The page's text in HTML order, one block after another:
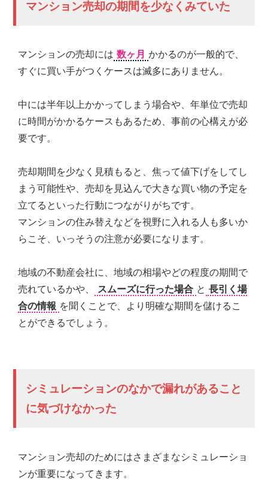
マンション売却の期間を少なくみていた
マンションの売却には 数ヶ月 かかるのが一般的で、
すぐに買い手がつくケースは滅多にありません。
中には半年以上かかってしまう場合や、年単位で売却
に時間がかかるケースもあるため、事前の心構えが必
要です。
売却期間を少なく見積もると、焦って値下げをしてし
まう可能性や、売却を見込んで大きな買い物の予定を
立てるといった行動につながりがちです。
マンションの住み替えなどを視野に入れる人も多いか
らこそ、いっそうの注意が必要になります。
地域の不動産会社に、地域の相場やどの程度の期間で
売れているかや、
スムーズに行った場合 と 長引く場
合の情報 を聞くことで、より明確な期間を儲けるこ
とができるでしょう。
シミュレーションのなかで漏れがあること
に気づけなかった
マンション売却のためにはさまざまなシミュレーショ
ンが重要になってきます。